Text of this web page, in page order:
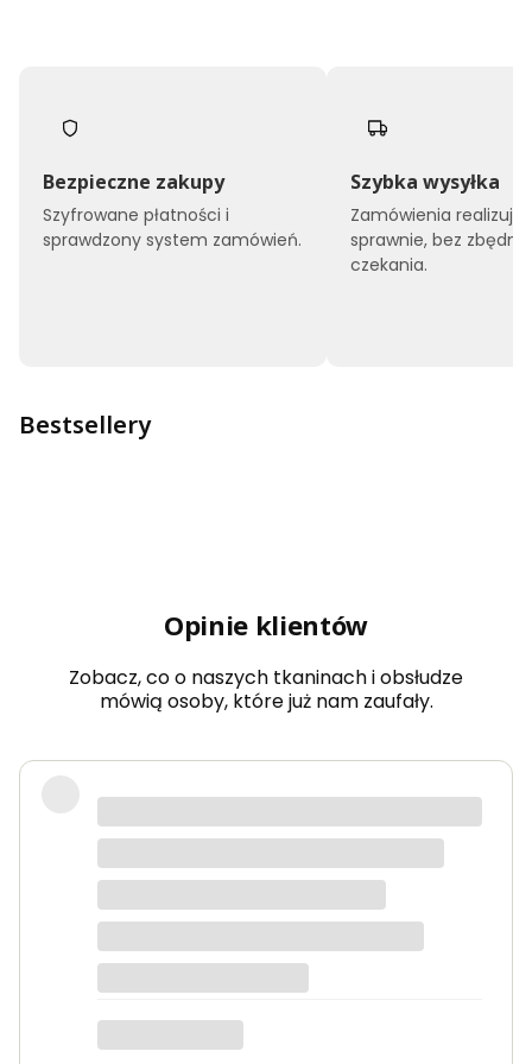
Bezpieczne zakupy
Szyfrowane płatności i
sprawdzony system zamówień.
Szybka wysyłka
Zamówienia
sprawnie, bez
czekania.
Bestsellery
Opinie klientów
Zobacz, co o naszych tkaninach i obsłudze
mówią osoby, które już nam zaufały.
Bardzo dobra jakość tkanin, kolory
dokładnie takie jak na zdjęciach.
Zamówienie przyszło szybko i było
Anna K.